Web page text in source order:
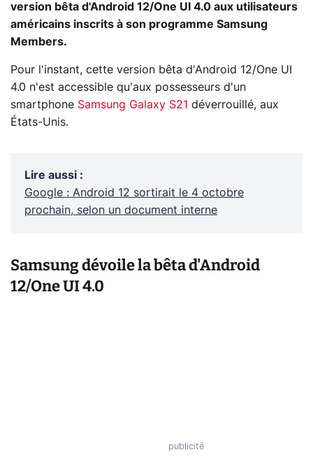
version bêta d'Android 12/One UI 4.0 aux utilisateurs
américains inscrits à son programme Samsung
Members.
Pour l'instant, cette version bêta d'Android 12/One UI
4.0 n'est accessible qu'aux possesseurs d'un
smartphone Samsung Galaxy S21 déverrouillé, aux
États-Unis.
Lire aussi :
Google : Android 12 sortirait le 4 octobre
prochain, selon un document interne
Samsung dévoile la bêta d'Android
12/One UI 4.0